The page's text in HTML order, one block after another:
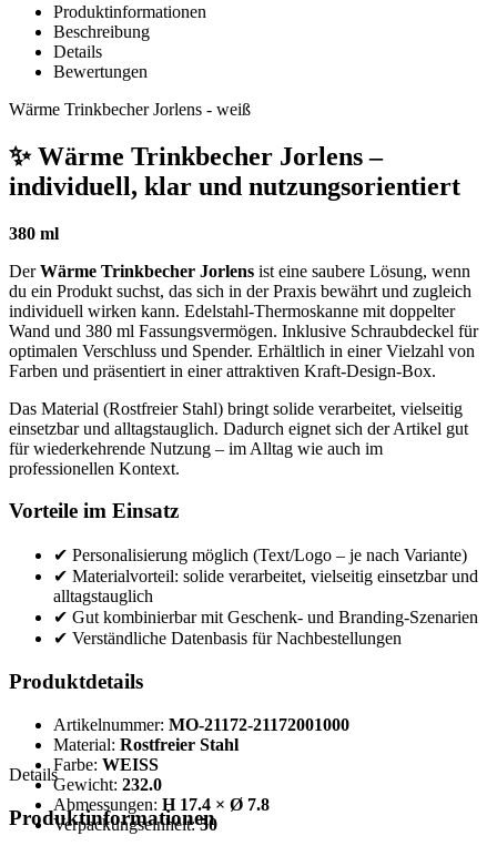
Produktinformationen
Beschreibung
Details
Bewertungen
Wärme Trinkbecher Jorlens - weiß
✨ Wärme Trinkbecher Jorlens –
individuell, klar und nutzungsorientiert
380 ml
DerWärme Trinkbecher Jorlens ist eine saubere Lösung, wenn
du ein Produkt suchst, das sich in der Praxis bewährt und zugleich
individuell wirken kann. Edelstahl-Thermoskanne mit doppelter
Wand und 380 ml Fassungsvermögen. Inklusive Schraubdeckel für
optimalen Verschluss und Spender. Erhältlich in einer Vielzahl von
Farben und präsentiert in einer attraktiven Kraft-Design-Box.
Das Material (Rostfreier Stahl) bringt solide verarbeitet, vielseitig
einsetzbar und alltagstauglich. Dadurch eignet sich der Artikel gut
für wiederkehrende Nutzung – im Alltag wie auch im
professionellen Kontext.
Vorteile im Einsatz
✔ Personalisierung möglich (Text/Logo – je nach Variante)
✔ Materialvorteil: solide verarbeitet, vielseitig einsetzbar und
alltagstauglich
✔ Gut kombinierbar mit Geschenk- und Branding-Szenarien
✔ Verständliche Datenbasis für Nachbestellungen
Produktdetails
Artikelnummer: MO-21172-21172001000
Material: Rostfreier Stahl
Farbe: WEISS
Gewicht: 232.0
Abmessungen: H 17.4 × Ø 7.8
Verpackungseinheit:50
Details
Produktinformationen